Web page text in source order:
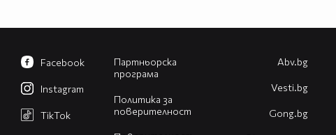
Партньорска
програма
Политика за
поверителност
Facebook
Instagram
TikTok
Abv.bg
Vesti.bg
Gong.bg